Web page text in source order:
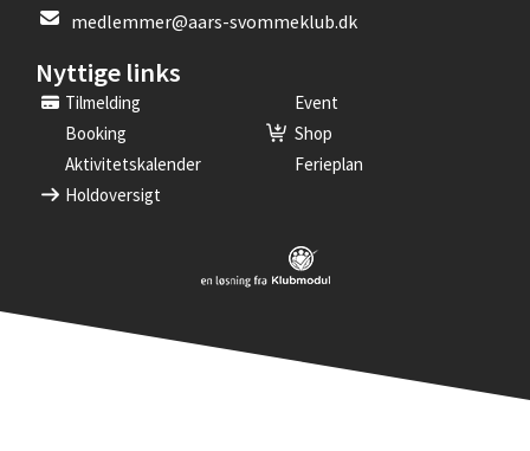
medlemmer@aars-svommeklub.dk
Nyttige links
Tilmelding
Event
Booking
Shop
Aktivitetskalender
Ferieplan
Holdoversigt